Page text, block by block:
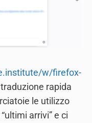
w/firefox-
rapida
le utilizzo
arrivi” e ci